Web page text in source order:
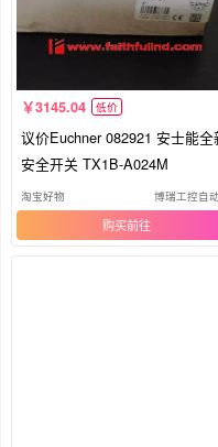
3145.04 低价
议价Euchner 082921 安士能全
安全开关 TX1B-A024M
淘宝好物 博瑞工控自
购买